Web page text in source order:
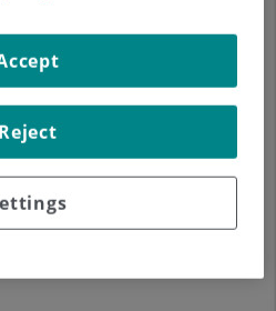
jefe del Servicio de Ginecología
explica las diferentes
del cáncer de ovario
quirúrgico en estadios
Reject